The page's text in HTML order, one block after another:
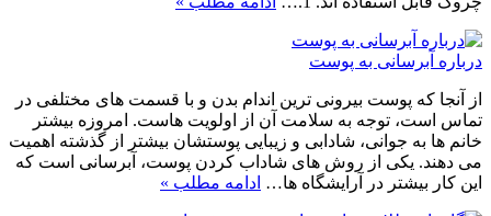
درباره آبرسانی به پوست
از آنجا که پوست بیرونی ترین اندام بدن و با قسمت های مختلفی در
تماس است، توجه به سلامت آن از اولویت هاست. امروزه بیشتر
خانم ها به جوانی، شادابی و زیبایی پوستشان بیشتر از گذشته اهمیت
می دهند. یکی از روش های شاداب کردن پوست، آبرسانی است که
این کار بیشتر در آرایشگاه ها… ادامه مطلب »